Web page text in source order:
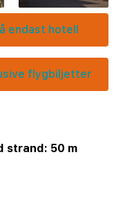
endast hotell
flygbiljetter
strand: 50 m